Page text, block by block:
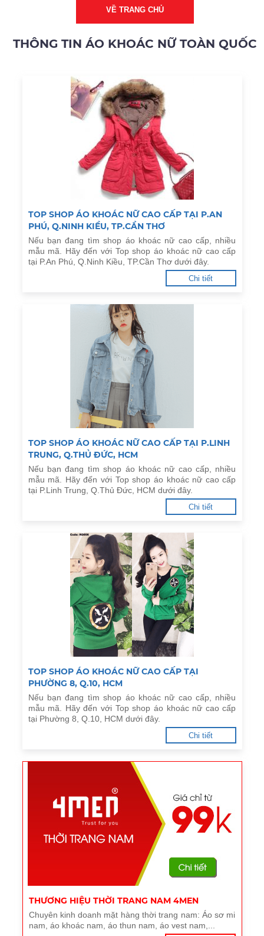
VỀ TRANG CHỦ
THÔNG TIN ÁO KHOÁC NỮ TOÀN QUỐC
TOP SHOP ÁO KHOÁC NỮ CAO CẤP TẠI P.AN
PHÚ, Q.NINH KIỀU, TP.CẦN THƠ
Nếu bạn đang tìm shop áo khoác nữ cao cấp, nhiều
mẫu mã. Hãy đến với Top shop áo khoác nữ cao cấp
tại P.An Phú, Q.Ninh Kiều, TP.Cần Thơ dưới đây.
Chi tiết
TOP SHOP ÁO KHOÁC NỮ CAO CẤP TẠI P.LINH
TRUNG, Q.THỦ ĐỨC, HCM
Nếu bạn đang tìm shop áo khoác nữ cao cấp, nhiều
mẫu mã. Hãy đến với Top shop áo khoác nữ cao cấp
tại P.Linh Trung, Q.Thủ Đức, HCM dưới đây.
Chi tiết
TOP SHOP ÁO KHOÁC NỮ CAO CẤP TẠI
PHƯỜNG 8, Q.10, HCM
Nếu bạn đang tìm shop áo khoác nữ cao cấp, nhiều
mẫu mã. Hãy đến với Top shop áo khoác nữ cao cấp
tại Phường 8, Q.10, HCM dưới đây.
Chi tiết
THƯƠNG HIỆU THỜI TRANG NAM 4MEN
Chuyên kinh doanh mặt hàng thời trang nam: Áo sơ mi
nam, áo khoác nam, áo thun nam, áo vest nam,...